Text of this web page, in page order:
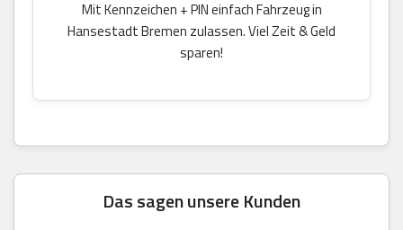
Mit Kennzeichen + PIN einfach Fahrzeug in
Hansestadt Bremen zulassen. Viel Zeit & Geld
sparen!
Das sagen unsere Kunden